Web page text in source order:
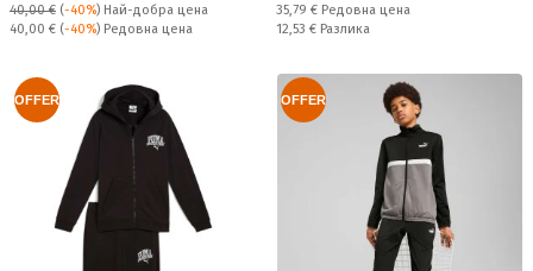
40,00 € (-40%) Най-добра цена
Редовна цена:
40,00 € (-40%) Редовна цена
Редовна цена:
35,79 € Редовна цена
Спестявате:
12,53 € Разлика
OFFER OFFER